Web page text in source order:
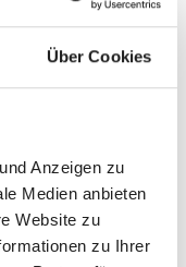
Über Cookies
Anzeigen zu
Medien anbieten
Website zu
zu Ihrer